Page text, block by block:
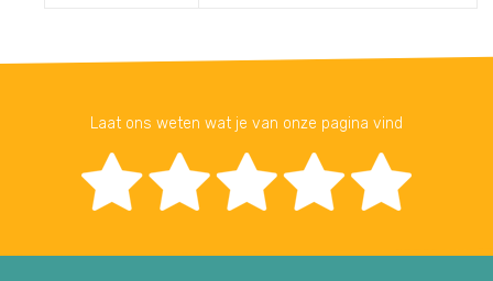
Laat ons weten wat je van onze pagina vind